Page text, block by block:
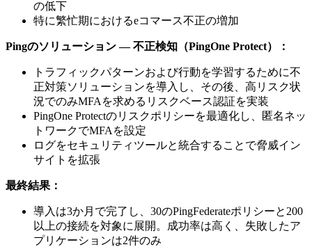
の低下
特に繁忙期におけるeコマース不正の増加
Pingのソリューション — 不正検知（PingOne Protect）：
トラフィックパターンおよび行動を学習するために不
正対策ソリューションを導入し、その後、高リスク状
況でのみMFAを求めるリスクベース認証を実装
PingOne Protectのリスクポリシーを最適化し、匿名ネッ
トワークでMFAを設定
ログをセキュリティツールと統合することで脅威イン
サイトを拡張
最終結果：
導入は3か月で完了し、30のPingFederateポリシーと200
以上の接続を対象に展開。成功率は高く、失敗したア
プリケーションは2件のみ